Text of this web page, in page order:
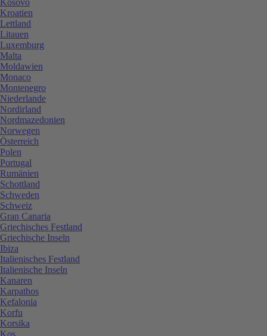
Kroatien
Lettland
Litauen
Luxemburg
Malta
Moldawien
Monaco
Montenegro
Niederlande
Nordirland
Nordmazedonien
Norwegen
Österreich
Polen
Portugal
Rumänien
Schottland
Schweden
Schweiz
Gran Canaria
Griechisches Festland
Griechische Inseln
Ibiza
Italienisches Festland
Italienische Inseln
Kanaren
Karpathos
Kefalonia
Korfu
Korsika
Kos